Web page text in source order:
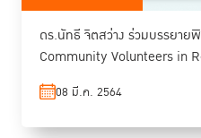
ดร.นัทธี จิตสว่าง ร่วมบรรยาย
Community Volunteers in
08 มี.ค. 2564